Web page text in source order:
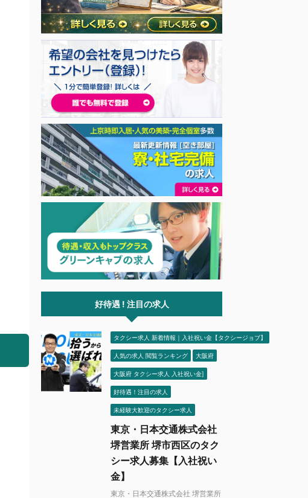
好待遇 ! 注目の求人
タクシー求人 新着情報｜入社祝い金【タクシージョブ】
人気の求人 閲覧ランキング 大阪府
大阪府 タクシー求人 入社祝い金]
好待遇！注目の求人
未経験大歓迎のタクシー求人
東京・日本交通株式会社
堺営業所 堺市西区のタク
シー求人募集【入社祝い
金】
東京・日本交通株式会社 堺営業所